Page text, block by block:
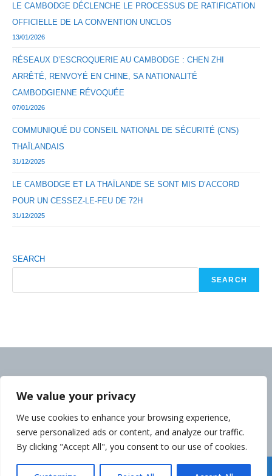
We value your privacy
We use cookies to enhance your browsing experience,
serve personalized ads or content, and analyze our traffic.
By clicking "Accept All", you consent to our use of cookies.
LE CAMBODGE DÉCLENCHE LE PROCESSUS DE RATIFICATION
OFFICIELLE DE LA CONVENTION UNCLOS
13/01/2026
RÉSEAUX D’ESCROQUERIE AU CAMBODGE : CHEN ZHI
ARRÊTÉ, RENVOYÉ EN CHINE, SA NATIONALITÉ
CAMBODGIENNE RÉVOQUÉE
07/01/2026
COMMUNIQUÉ DU CONSEIL NATIONAL DE SÉCURITÉ (CNS)
THAÏLANDAIS
31/12/2025
LE CAMBODGE ET LA THAÏLANDE SE SONT MIS D’ACCORD
POUR UN CESSEZ-LE-FEU DE 72H
31/12/2025
SEARCH
SEARCH